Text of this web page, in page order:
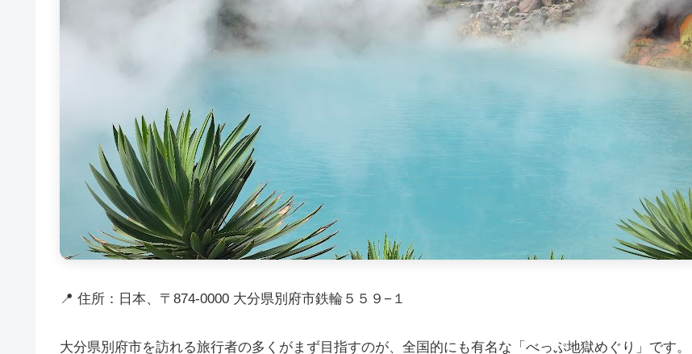
📍 住所：日本、〒874-0000 大分県別府市鉄輪５５９−１
大分県別府市を訪れる旅行者の多くがまず目指すのが、全国的にも有名な「べっぷ地獄めぐり」です。